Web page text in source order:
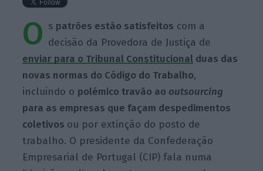
O s patrões estão satisfeitos com a
decisão da Provedora de Justiça de
enviar para o Tribunal Constitucional duas das
novas normas do Código do Trabalho,
incluindo o polémico travão ao outsourcing
para as empresas que façam despedimentos
coletivos ou por extinção do posto de
trabalho. O presidente da Confederação
Empresarial de Portugal (CIP) fala numa